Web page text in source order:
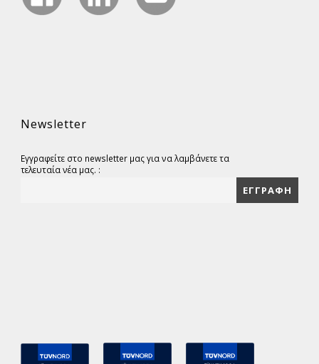
Newsletter
Εγγραφείτε στο newsletter μας για να λαμβάνετε τα
τελευταία νέα μας. :